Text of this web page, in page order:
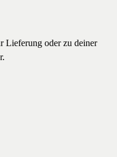
Lieferung oder zu deiner